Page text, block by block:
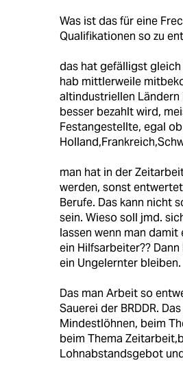
Was ist das für eine
Qualifikationen so zu
das hat gefälligst gleich
hab mittlerweile
altindustriellen
besser bezahlt wird,
Festangestellte, egal
man hat in der
werden, sonst
Berufe. Das kann nicht
sein. Wieso soll jmd.
lassen wenn man
ein Hilfsarbeiter??
ein Ungelernter bleiben.
Das man Arbeit so
Sauerei der BRDDR.
Mindestlöhnen, beim
beim Thema
Lohnabstandsgebot